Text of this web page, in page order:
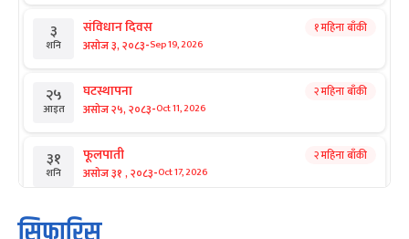
३
शनि
संविधान दिवस
असोज ३, २०८३-Sep 19, 2026
१ महिना बाँकी
२५
आइत
घटस्थापना
असोज २५, २०८३-Oct 11, 2026
२ महिना बाँकी
३१
शनि
फूलपाती
असोज ३१ , २०८३-Oct 17, 2026
२ महिना बाँकी
१ कार्तिक सङ्क्रान्ति